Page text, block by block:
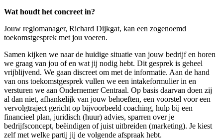
Wat houdt het concreet in?
Jouw regiomanager, Richard Dijkgat, kan een zogenoemd
toekomstgesprek met jou voeren.
Samen kijken we naar de huidige situatie van jouw bedrijf en horen
we graag van jou of en wat jij nodig hebt. Dit gesprek is geheel
vrijblijvend. We gaan discreet om met de informatie. Aan de hand
van ons toekomstgesprek vullen we een intakeformulier in en
versturen we aan Ondernemer Centraal. Op basis daarvan doen zij
al dan niet, afhankelijk van jouw behoeften, een voorstel voor een
vervolgtraject gericht op bijvoorbeeld coaching, hulp bij een
financieel plan, juridisch (huur) advies, sparren over je
bedrijfsconcept, beëindigen of juist uitbreiden (marketing). Je kiest
zelf met welke partij jij de volgende afspraak hebt.